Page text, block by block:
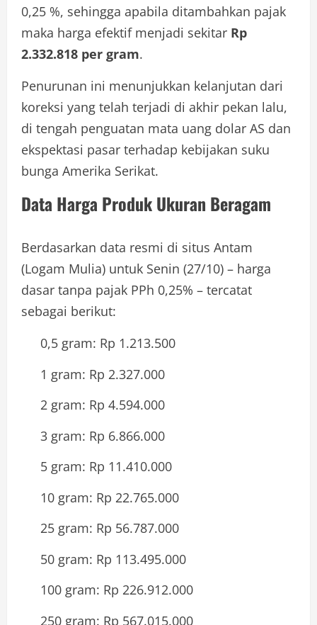
0,25 %, sehingga apabila ditambahkan pajak
maka harga efektif menjadi sekitar Rp
2.332.818 per gram.
Penurunan ini menunjukkan kelanjutan dari
koreksi yang telah terjadi di akhir pekan lalu,
di tengah penguatan mata uang dolar AS dan
ekspektasi pasar terhadap kebijakan suku
bunga Amerika Serikat.
Data Harga Produk Ukuran Beragam
Berdasarkan data resmi di situs Antam
(Logam Mulia) untuk Senin (27/10) – harga
dasar tanpa pajak PPh 0,25% – tercatat
sebagai berikut:
0,5 gram: Rp 1.213.500
1 gram: Rp 2.327.000
2 gram: Rp 4.594.000
3 gram: Rp 6.866.000
5 gram: Rp 11.410.000
10 gram: Rp 22.765.000
25 gram: Rp 56.787.000
50 gram: Rp 113.495.000
100 gram: Rp 226.912.000
250 gram: Rp 567.015.000